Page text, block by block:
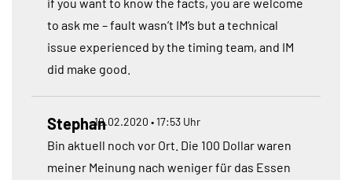
to ask me – fault wasn’t IM’s but a technical
issue experienced by the timing team, and IM
did make good.
Stephan10.02.2020 • 17:53 Uhr
Bin aktuell noch vor Ort. Die 100 Dollar waren
meiner Meinung nach weniger für das Essen